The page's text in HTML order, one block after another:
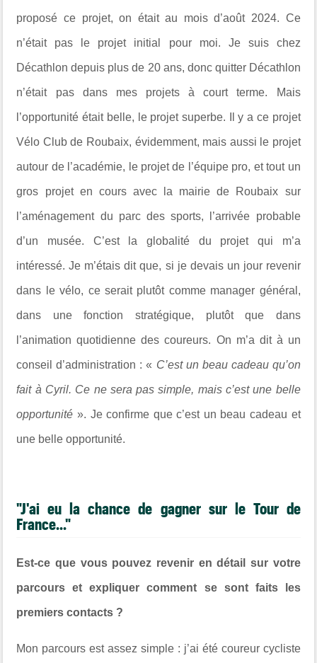
proposé ce projet, on était au mois d’août 2024. Ce
n’était pas le projet initial pour moi. Je suis chez
Décathlon depuis plus de 20 ans, donc quitter Décathlon
n’était pas dans mes projets à court terme. Mais
l’opportunité était belle, le projet superbe. Il y a ce projet
Vélo Club de Roubaix, évidemment, mais aussi le projet
autour de l’académie, le projet de l’équipe pro, et tout un
gros projet en cours avec la mairie de Roubaix sur
l’aménagement du parc des sports, l’arrivée probable
d’un musée. C’est la globalité du projet qui m’a
intéressé. Je m’étais dit que, si je devais un jour revenir
dans le vélo, ce serait plutôt comme manager général,
dans une fonction stratégique, plutôt que dans
l’animation quotidienne des coureurs. On m’a dit à un
conseil d’administration : « C’est un beau cadeau qu’on
fait à Cyril. Ce ne sera pas simple, mais c’est une belle
opportunité». Je confirme que c’est un beau cadeau et
une belle opportunité.
"J'ai eu la chance de gagner sur le Tour de
France..."
Est-ce que vous pouvez revenir en détail sur votre
parcours et expliquer comment se sont faits les
premiers contacts ?
Mon parcours est assez simple : j’ai été coureur cycliste